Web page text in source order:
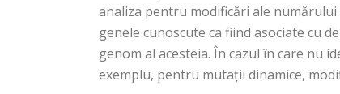
analiza pentru modificări ale
genele cunoscute ca fiind asociate cu
genom al acesteia. În cazul în care nu
exemplu, pentru mutații dinamice,